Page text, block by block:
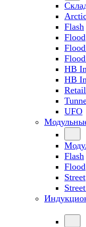
Flash
Flood
HB
HB
UFO
Flash
Flood
Street